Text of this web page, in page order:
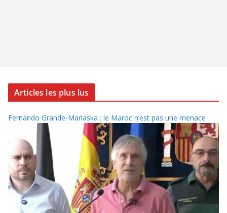
Articles les plus lus
Fernando Grande-Marlaska : le Maroc n’est pas une menace